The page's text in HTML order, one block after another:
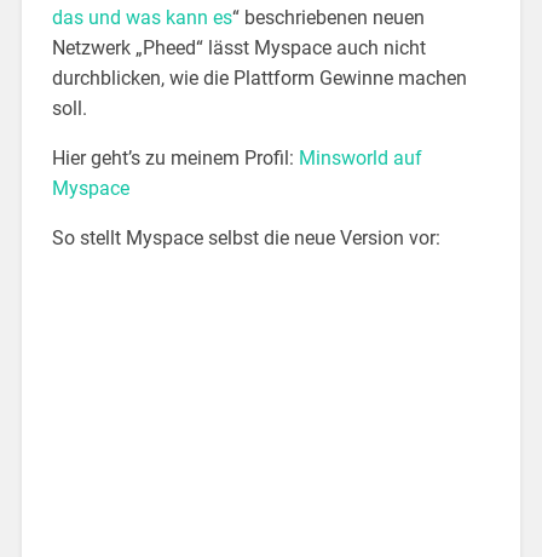
das und was kann es“ beschriebenen neuen
Netzwerk „Pheed“ lässt Myspace auch nicht
durchblicken, wie die Plattform Gewinne machen
soll.
Hier geht’s zu meinem Profil: Minsworld auf
Myspace
So stellt Myspace selbst die neue Version vor: